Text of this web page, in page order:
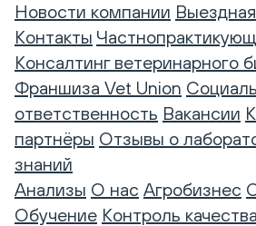
Новости компании
Контакты
Консалтинг ветеринарного
Франшиза Vet Union
ответственность Вакансии
партнёры Отзывы о
знаний
Анализы О нас Агробизнес
Обучение Контроль качества